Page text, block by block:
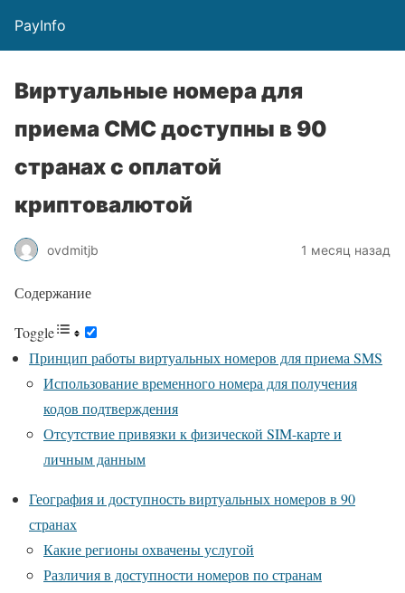
PayInfo
Виртуальные номера для
приема СМС доступны в 90
странах с оплатой
криптовалютой
ovdmitjb 1 месяц назад
Содержание
Toggle
Принцип работы виртуальных номеров для приема SMS
Использование временного номера для получения
кодов подтверждения
Отсутствие привязки к физической SIM-карте и
личным данным
География и доступность виртуальных номеров в 90
странах
Какие регионы охвачены услугой
Различия в доступности номеров по странам